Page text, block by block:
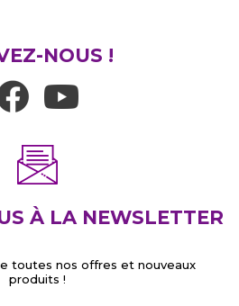
NOUS !
À LA NEWSLETTER
toutes nos offres et nouveaux
produits !